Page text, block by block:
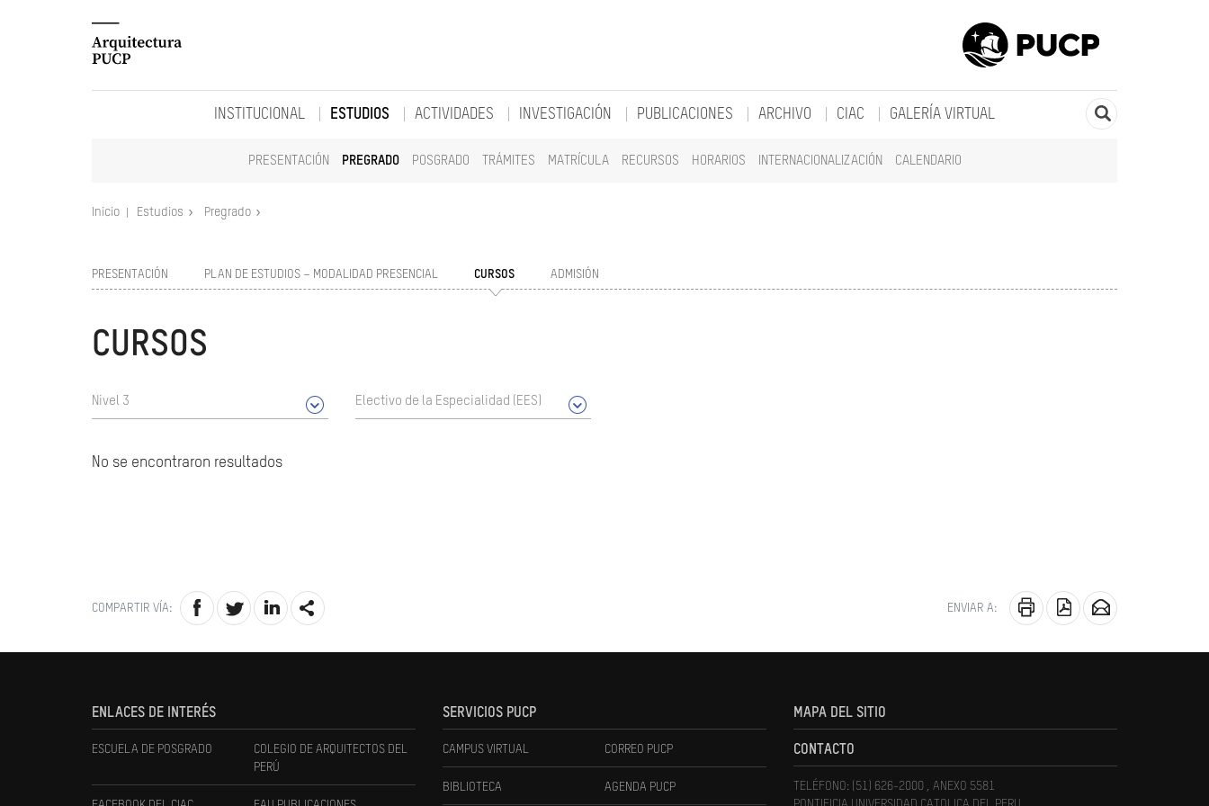
INSTITUCIONAL ESTUDIOS
PRESENTACIÓN PREGRADO POSGRADO TRÁMITES MATRÍCULA RECURSOS HORARIOS INTERNACIONALIZACIÓN CALENDARIO
ACTIVIDADES INVESTIGACIÓN PUBLICACIONES ARCHIVO CIAC GALERÍA VIRTUAL
Inicio Estudios Pregrado
PRESENTACIÓN PLAN DE ESTUDIOS – MODALIDAD PRESENCIAL CURSOS ADMISIÓN
CURSOS
Nivel 3 Electivo de la Especialidad (EES)
No se encontraron resultados
COMPARTIR VÍA: ENVIAR A:
ENLACES DE INTERÉS
ESCUELA DE POSGRADO
COLEGIO DE ARQUITECTOS DEL
PERÚ
SERVICIOS PUCP
CAMPUS VIRTUAL CORREO PUCP
BIBLIOTECA AGENDA PUCP
MAPA DEL SITIO
CONTACTO
TELÉFONO: (51) 626-2000 , ANEXO 5581